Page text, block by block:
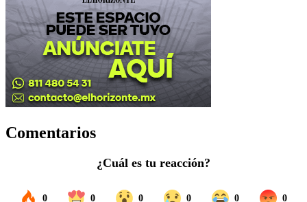
Comentarios